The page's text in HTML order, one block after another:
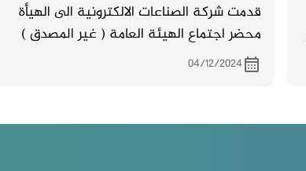
قدمت شركة الصناعات الالكترونية الى الهيأة
محضر اجتماع الهيئة العامة ( غير المصدق )
والمنعقد بتاريخ 28/11/ 2024
04/12/2024